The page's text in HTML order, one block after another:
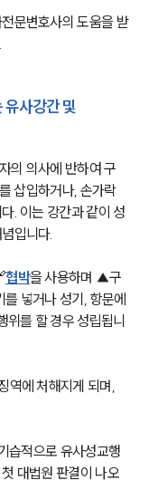
문변호사의 도움을 받
유사강간 및
의 의사에 반하여 구
삽입하거나, 손가락
. 이는 강간과 같이 성
입니다.
협박을 사용하며 ▲구
넣거나 성기, 항문에
위를 할 경우 성립됩니
역에 처해지게 되며,
습적으로 유사성교행
대법원 판결이 나오